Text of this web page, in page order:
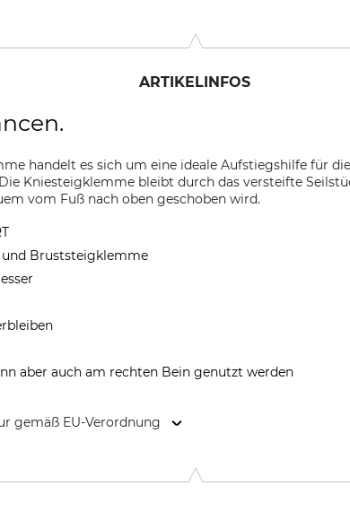
ARTIKELINFOS
handelt es sich um eine ideale Aufstiegshilfe für
Kniesteigklemme bleibt durch das versteifte
vom Fuß nach oben geschoben wird.
Bruststeigklemme
aber auch am rechten Bein genutzt werden
gemäß EU-Verordnung